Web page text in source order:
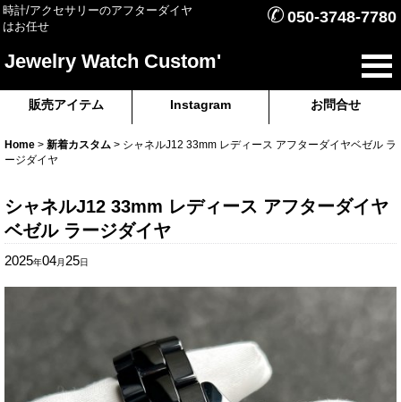
時計/アクセサリーのアフターダイヤ
はお任せ
✆ 050-3748-7780
Jewelry Watch Custom'
販売アイテム Instagram お問合せ
Home > 新着カスタム > シャネルJ12 33mm レディース アフターダイヤベゼル ラ
ージダイヤ
シャネルJ12 33mm レディース アフターダイヤ
ベゼル ラージダイヤ
2025年04月 25日